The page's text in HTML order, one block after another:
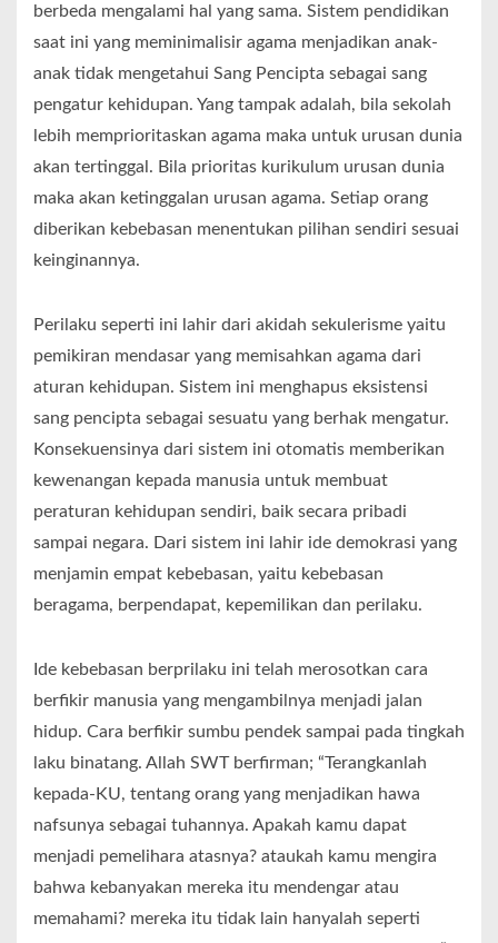
berbeda mengalami hal yang sama. Sistem pendidikan
saat ini yang meminimalisir agama menjadikan anak-
anak tidak mengetahui Sang Pencipta sebagai sang
pengatur kehidupan. Yang tampak adalah, bila sekolah
lebih memprioritaskan agama maka untuk urusan dunia
akan tertinggal. Bila prioritas kurikulum urusan dunia
maka akan ketinggalan urusan agama. Setiap orang
diberikan kebebasan menentukan pilihan sendiri sesuai
keinginannya.
Perilaku seperti ini lahir dari akidah sekulerisme yaitu
pemikiran mendasar yang memisahkan agama dari
aturan kehidupan. Sistem ini menghapus eksistensi
sang pencipta sebagai sesuatu yang berhak mengatur.
Konsekuensinya dari sistem ini otomatis memberikan
kewenangan kepada manusia untuk membuat
peraturan kehidupan sendiri, baik secara pribadi
sampai negara. Dari sistem ini lahir ide demokrasi yang
menjamin empat kebebasan, yaitu kebebasan
beragama, berpendapat, kepemilikan dan perilaku.
Ide kebebasan berprilaku ini telah merosotkan cara
berfikir manusia yang mengambilnya menjadi jalan
hidup. Cara berfikir sumbu pendek sampai pada tingkah
laku binatang. Allah SWT berfirman; “Terangkanlah
kepada-KU, tentang orang yang menjadikan hawa
nafsunya sebagai tuhannya. Apakah kamu dapat
menjadi pemelihara atasnya? ataukah kamu mengira
bahwa kebanyakan mereka itu mendengar atau
memahami? mereka itu tidak lain hanyalah seperti